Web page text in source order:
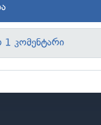
1 კომენტარი